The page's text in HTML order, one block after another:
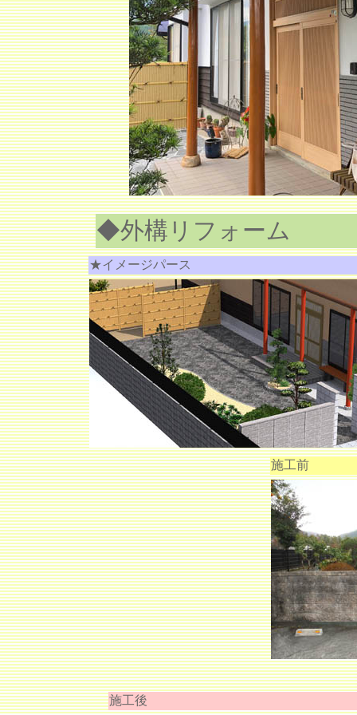
◆外構リフォーム
★イメージパース
施工前
施工後